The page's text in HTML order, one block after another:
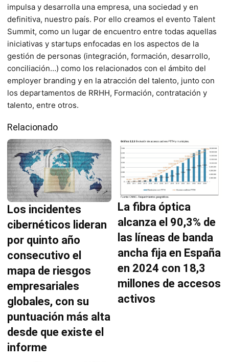
impulsa y desarrolla una empresa, una sociedad y en
definitiva, nuestro país. Por ello creamos el evento Talent
Summit, como un lugar de encuentro entre todas aquellas
iniciativas y startups enfocadas en los aspectos de la
gestión de personas (integración, formación, desarrollo,
conciliación…) como los relacionados con el ámbito del
employer branding y en la atracción del talento, junto con
los departamentos de RRHH, Formación, contratación y
talento, entre otros.
Relacionado
Los incidentes
cibernéticos lideran
por quinto año
consecutivo el
mapa de riesgos
empresariales
globales, con su
puntuación más alta
desde que existe el
informe
La fibra óptica
alcanza el 90,3% de
las líneas de banda
ancha fija en España
en 2024 con 18,3
millones de accesos
activos